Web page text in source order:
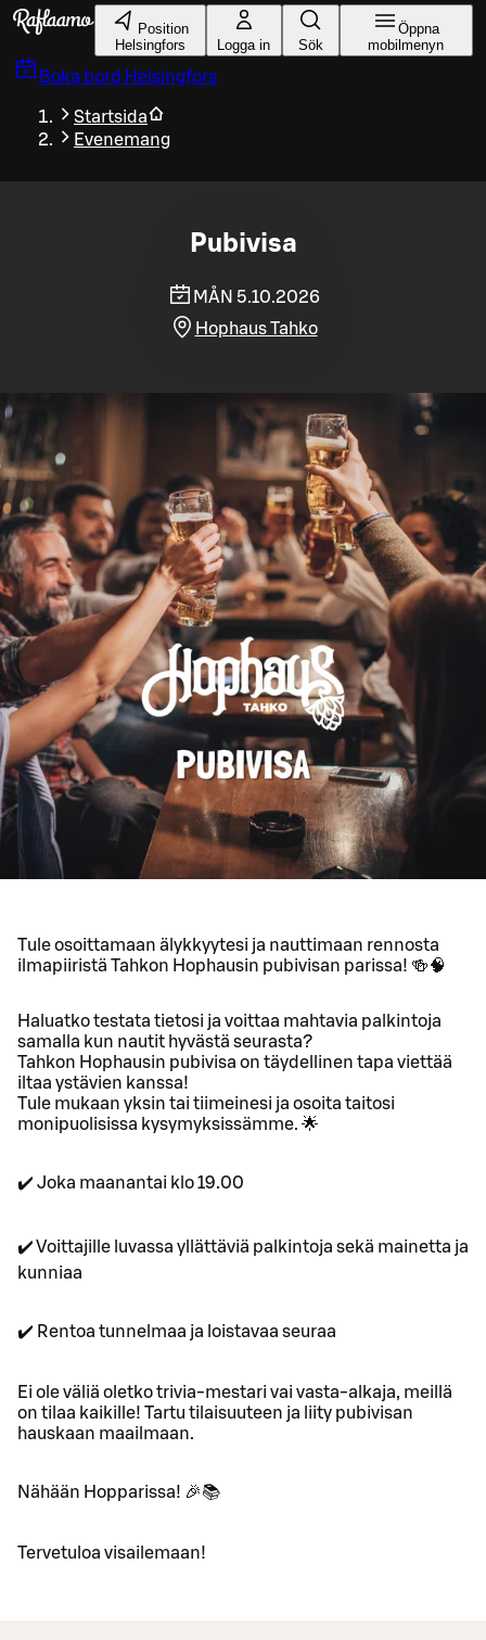
Gå till huvudinnehållet
Position
Helsingfors
Logga in Sök
Öppna
mobilmenyn
Boka bord Helsingfors
Startsida
Evenemang
Pubivisa
MÅN 5.10.2026
Hophaus Tahko
Tule osoittamaan älykkyytesi ja nauttimaan rennosta
ilmapiiristä Tahkon Hophausin pubivisan parissa! 🍻🧠
Haluatko testata tietosi ja voittaa mahtavia palkintoja
samalla kun nautit hyvästä seurasta?
Tahkon Hophausin pubivisa on täydellinen tapa viettää
iltaa ystävien kanssa!
Tule mukaan yksin tai tiimeinesi ja osoita taitosi
monipuolisissa kysymyksissämme. 🌟
✔️ Joka maanantai klo 19.00
✔️ Voittajille luvassa yllättäviä palkintoja sekä mainetta ja
kunniaa
✔️ Rentoa tunnelmaa ja loistavaa seuraa
Ei ole väliä oletko trivia-mestari vai vasta-alkaja, meillä
on tilaa kaikille! Tartu tilaisuuteen ja liity pubivisan
hauskaan maailmaan.
Nähään Hopparissa! 🎉📚
Tervetuloa visailemaan!